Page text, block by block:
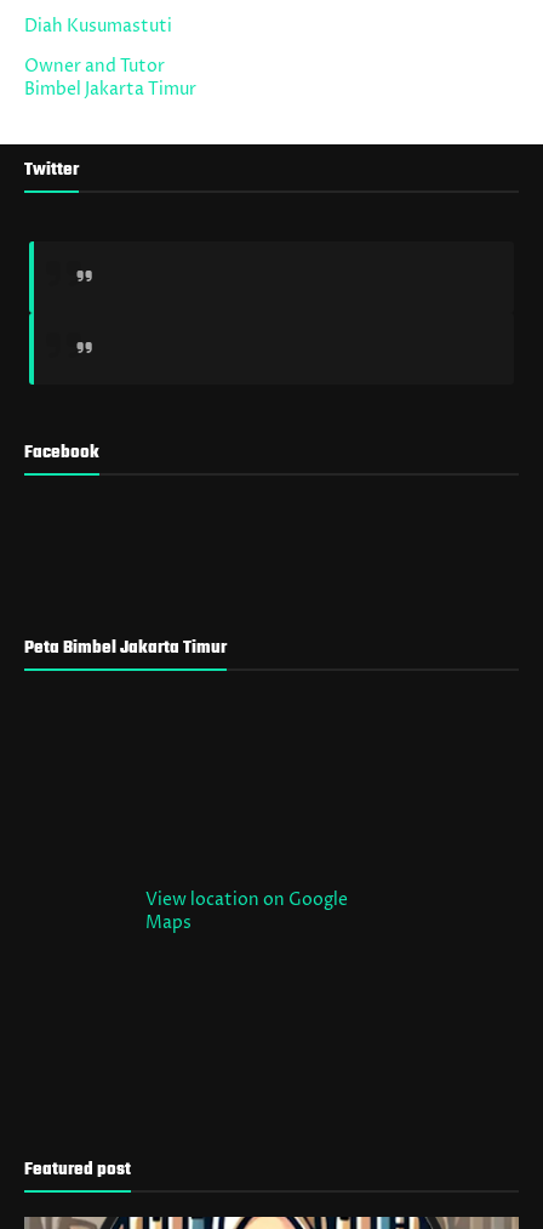
Diah Kusumastuti
Owner and Tutor
Bimbel Jakarta Timur
Twitter
Facebook
Peta Bimbel Jakarta Timur
View location on Google
Maps
Featured post